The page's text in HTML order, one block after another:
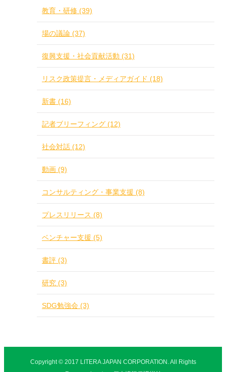
教育・研修 (39)
場の議論 (37)
復興支援・社会貢献活動 (31)
リスク政策提言・メディアガイド (18)
新書 (16)
記者ブリーフィング (12)
社会対話 (12)
動画 (9)
コンサルティング・事業支援 (8)
プレスリリース (8)
ベンチャー支援 (5)
書評 (3)
研究 (3)
SDG勉強会 (3)
Copyright © 2017 LITERA JAPAN CORPORATION. All Rights